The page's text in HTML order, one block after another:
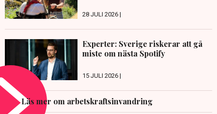
28 JULI 2026 |
Experter: Sverige riskerar att gå
miste om nästa Spotify
15 JULI 2026 |
Läs mer om arbetskraftsinvandring